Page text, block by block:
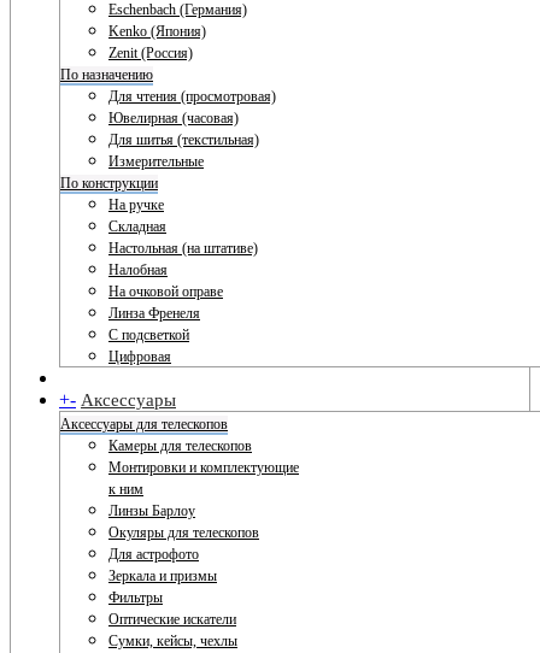
Eschenbach (Германия)
Kenko (Япония)
Zenit (Россия)
По назначению
Для чтения (просмотровая)
Ювелирная (часовая)
Для шитья (текстильная)
Измерительные
По конструкции
На ручке
Складная
Настольная (на штативе)
Налобная
На очковой оправе
Линза Френеля
С подсветкой
Цифровая
+- Аксессуары
Аксессуары для телескопов
Камеры для телескопов
Монтировки и комплектующие
к ним
Линзы Барлоу
Окуляры для телескопов
Для астрофото
Зеркала и призмы
Фильтры
Оптические искатели
Сумки, кейсы, чехлы